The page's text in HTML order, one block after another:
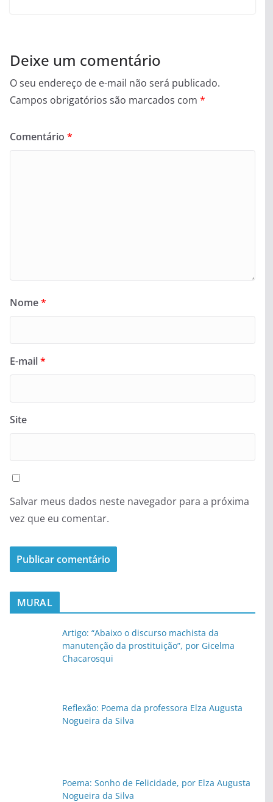
Deixe um comentário
O seu endereço de e-mail não será publicado.
Campos obrigatórios são marcados com *
Comentário *
Nome*
E-mail*
Site
Salvar meus dados neste navegador para a próxima
vez que eu comentar.
MURAL
Artigo: “Abaixo o discurso machista da
manutenção da prostituição”, por Gicelma
Chacarosqui
Reflexão: Poema da professora Elza Augusta
Nogueira da Silva
Poema: Sonho de Felicidade, por Elza Augusta
Nogueira da Silva